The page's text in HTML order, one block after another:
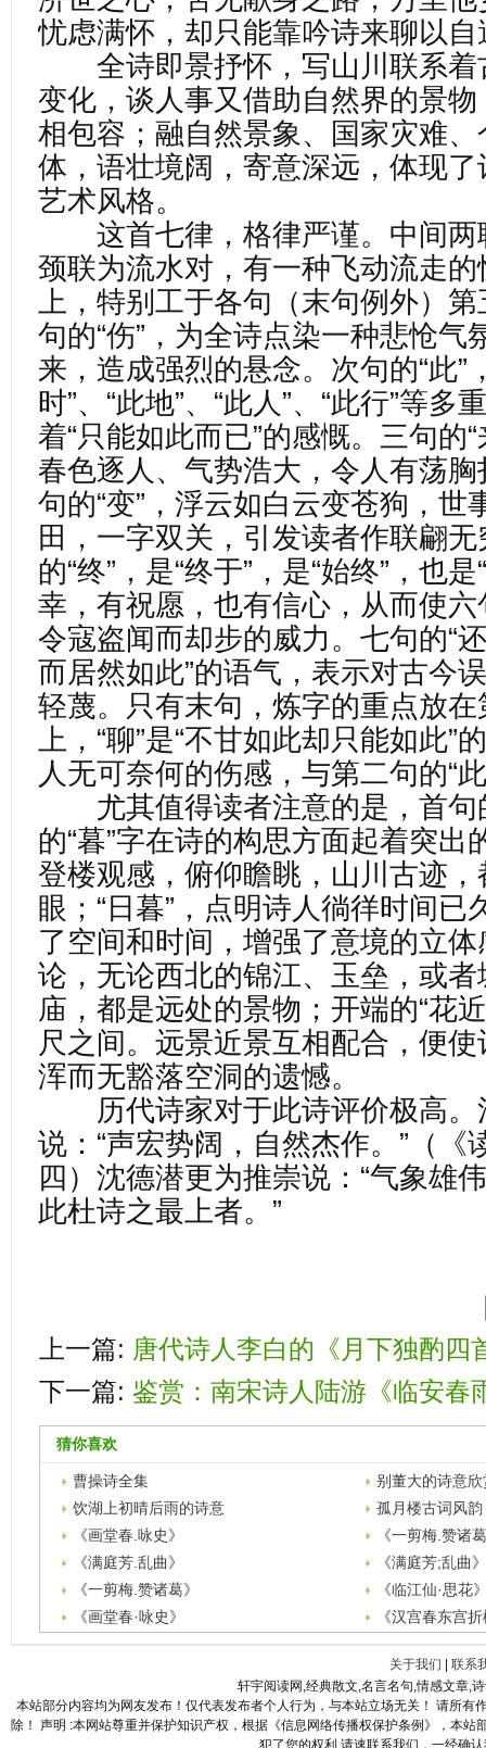
忧虑满怀，却只能靠吟诗来聊以自
全诗即景抒怀，写山川联系着
变化，谈人事又借助自然界的景
相包容；融自然景象、国家灾难
体，语壮境阔，寄意深远，体现
艺术风格。
这首七律，格律严谨。中间两
颈联为流水对，有一种飞动流走
上，特别工于各句（末句例外）
句的“伤”，为全诗点染一种悲怆气
来，造成强烈的悬念。次句的“此”
时”、“此地”、“此人”、“此行”等多
着“只能如此而已”的感慨。三句的
春色逐人、气势浩大，令人有荡
句的“变”，浮云如白云变苍狗，世
田，一字双关，引发读者作联翩
的“终”，是“终于”，是“始终”，也
幸，有祝愿，也有信心，从而使六
令寇盗闻而却步的威力。七句的“
而居然如此”的语气，表示对古今
轻蔑。只有末句，炼字的重点放在
上，“聊”是“不甘如此却只能如此”
人无可奈何的伤感，与第二句的“
尤其值得读者注意的是，首句
的“暮”字在诗的构思方面起着突出
登楼观感，俯仰瞻眺，山川古迹
眼；“日暮”，点明诗人徜徉时间已
了空间和时间，增强了意境的立
论，无论西北的锦江、玉垒，或
庙，都是远处的景物；开端的“花
尺之间。远景近景互相配合，便
浑而无豁落空洞的遗憾。
历代诗家对于此诗评价极高。
说：“声宏势阔，自然杰作。”（《
四）沈德潜更为推崇说：“气象雄
此杜诗之最上者。”
上一篇: 唐代诗人李白的《月下独酌四
下一篇: 鉴赏：南宋诗人陆游《临安春
猜你喜欢
曹操诗全集
别董大的诗意欣
饮湖上初晴后雨的诗意
孤月楼古词风韵
《画堂春.咏史》
《一剪梅.赞诸
《满庭芳.乱曲》
《满庭芳;乱曲
《一剪梅.赞诸葛》
《临江仙·思花
《画堂春·咏史》
《汉宫春东宫
关于我们
联系
轩宇阅读网,经典散文,名言名句,情感文章,
本站部分内容均为网友发布！仅代表发布者个人行为，与本站立场无关！ 请所
除！ 声明 :本网站尊重并保护知识产权，根据《信息网络传播权保护条例》，本
犯了您的权利,请速联系我们，一经确